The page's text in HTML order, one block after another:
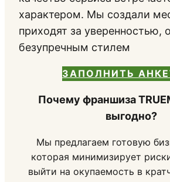
характером. Мы создали
приходят за уверенностью,
безупречным стилем
ЗАПОЛНИТЬ
Почему франшиза
выгодно?
Мы предлагаем готовую
которая минимизирует
выйти на окупаемость в